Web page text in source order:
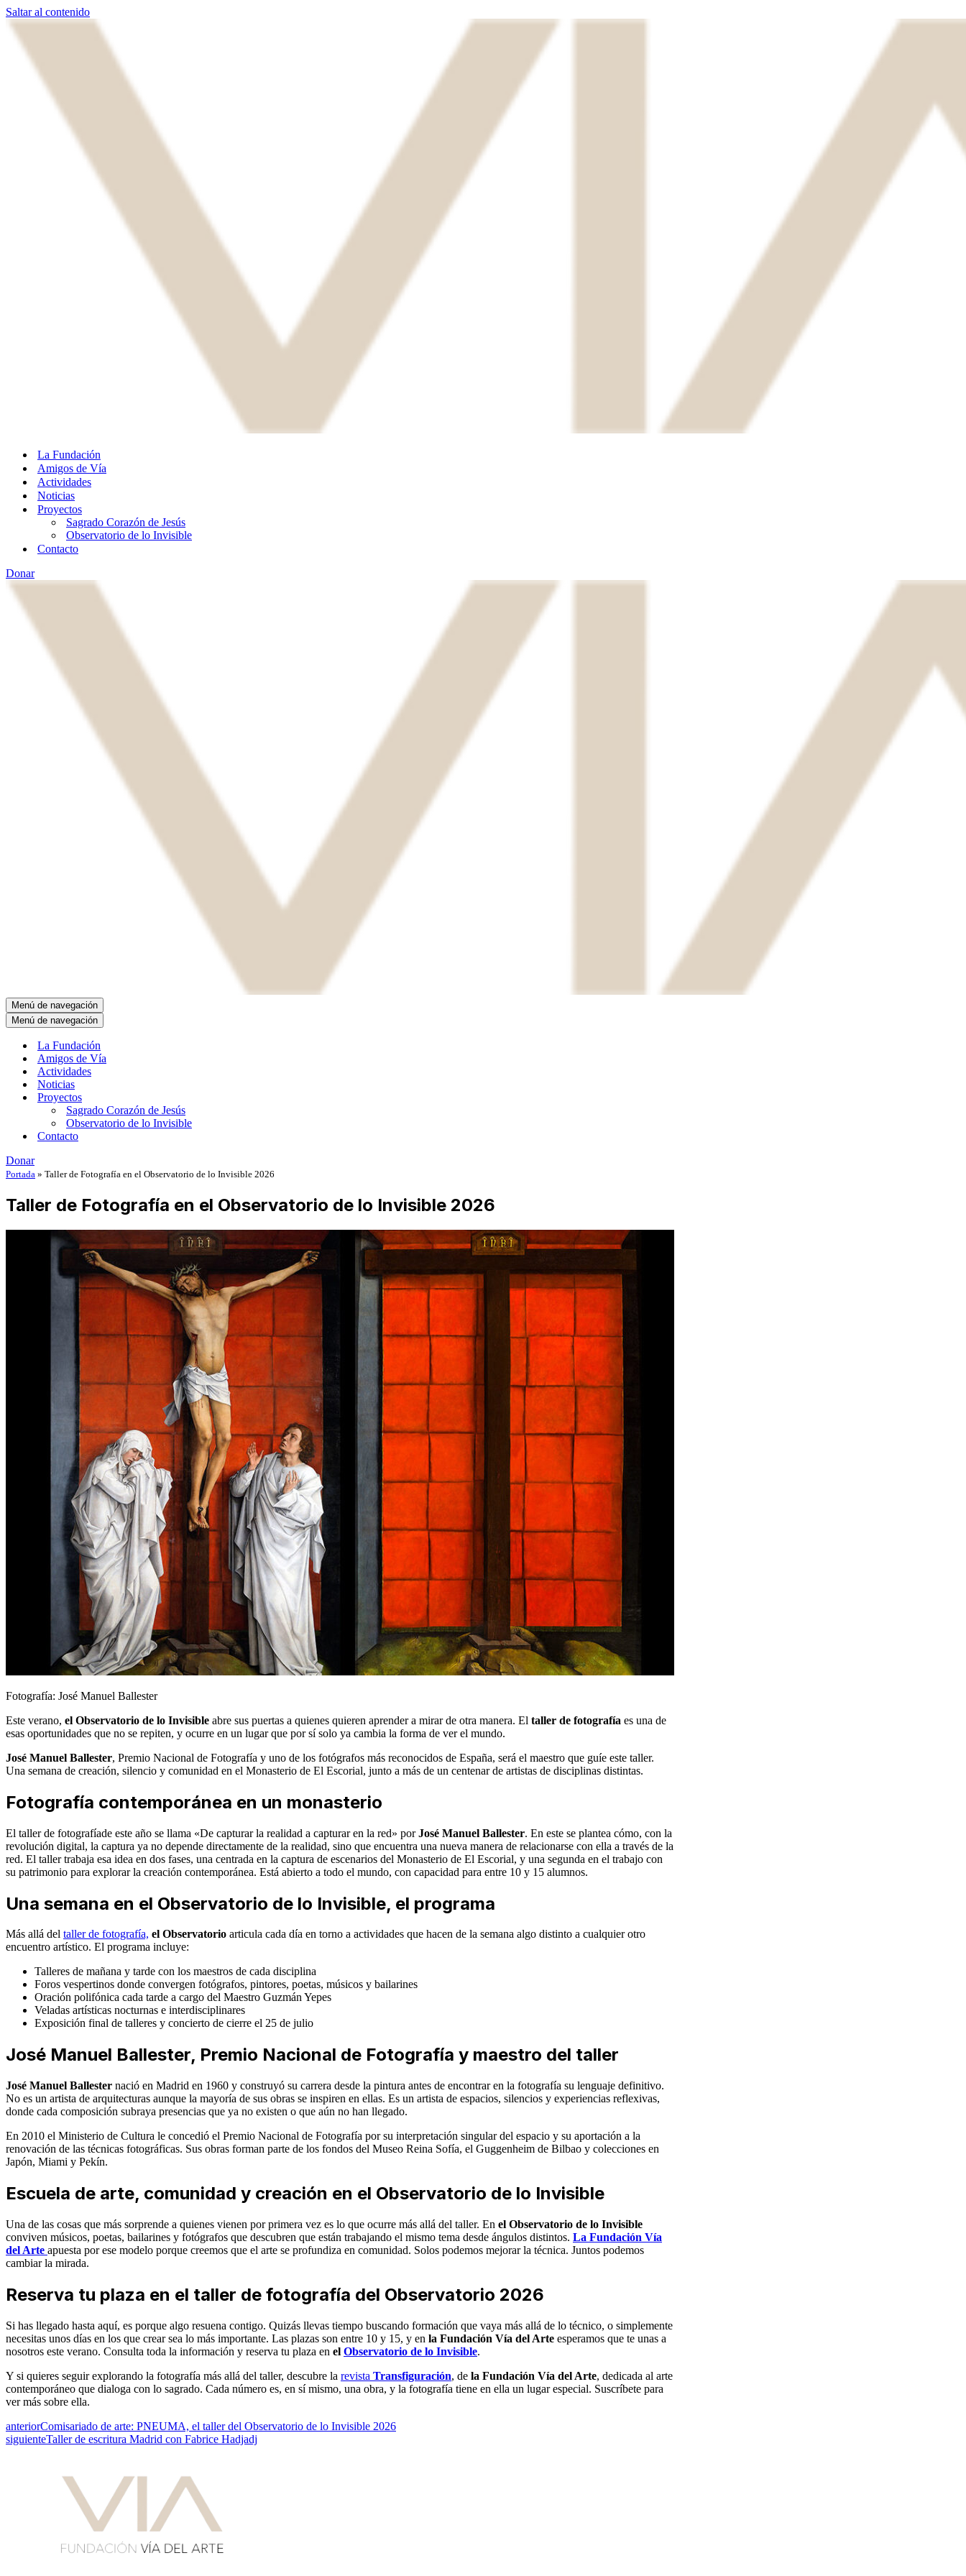
Saltar al contenido
La Fundación
Amigos de Vía
Actividades
Noticias
Proyectos
Sagrado Corazón de Jesús
Observatorio de lo Invisible
Contacto
Donar
Menú de navegación
Menú de navegación
La Fundación
Amigos de Vía
Actividades
Noticias
Proyectos
Sagrado Corazón de Jesús
Observatorio de lo Invisible
Contacto
Donar
Portada » Taller de Fotografía en el Observatorio de lo Invisible 2026
Taller de Fotografía en el Observatorio de lo Invisible 2026
Fotografía: José Manuel Ballester
Este verano, el Observatorio de lo Invisible abre sus puertas a quienes quieren aprender a mirar de otra manera. El taller de fotografía es una de
esas oportunidades que no se repiten, y ocurre en un lugar que por sí solo ya cambia la forma de ver el mundo.
José Manuel Ballester, Premio Nacional de Fotografía y uno de los fotógrafos más reconocidos de España, será el maestro que guíe este taller.
Una semana de creación, silencio y comunidad en el Monasterio de El Escorial, junto a más de un centenar de artistas de disciplinas distintas.
Fotografía contemporánea en un monasterio
El taller de fotografíade este año se llama «De capturar la realidad a capturar en la red» porJosé Manuel Ballester. En este se plantea cómo, con la
revolución digital, la captura ya no depende directamente de la realidad, sino que encuentra una nueva manera de relacionarse con ella a través de la
red. El taller trabaja esa idea en dos fases, una centrada en la captura de escenarios del Monasterio de El Escorial, y una segunda en el trabajo con
su patrimonio para explorar la creación contemporánea. Está abierto a todo el mundo, con capacidad para entre 10 y 15 alumnos.
Una semana en el Observatorio de lo Invisible, el programa
Más allá del taller de fotografía, el Observatorio articula cada día en torno a actividades que hacen de la semana algo distinto a cualquier otro
encuentro artístico. El programa incluye:
Talleres de mañana y tarde con los maestros de cada disciplina
Foros vespertinos donde convergen fotógrafos, pintores, poetas, músicos y bailarines
Oración polifónica cada tarde a cargo del Maestro Guzmán Yepes
Veladas artísticas nocturnas e interdisciplinares
Exposición final de talleres y concierto de cierre el 25 de julio
José Manuel Ballester, Premio Nacional de Fotografía y maestro del taller
José Manuel Ballester nació en Madrid en 1960 y construyó su carrera desde la pintura antes de encontrar en la fotografía su lenguaje definitivo.
No es un artista de arquitecturas aunque la mayoría de sus obras se inspiren en ellas. Es un artista de espacios, silencios y experiencias reflexivas,
donde cada composición subraya presencias que ya no existen o que aún no han llegado.
En 2010 el Ministerio de Cultura le concedió el Premio Nacional de Fotografía por su interpretación singular del espacio y su aportación a la
renovación de las técnicas fotográficas. Sus obras forman parte de los fondos del Museo Reina Sofía, el Guggenheim de Bilbao y colecciones en
Japón, Miami y Pekín.
Escuela de arte, comunidad y creación en el Observatorio de lo Invisible
Una de las cosas que más sorprende a quienes vienen por primera vez es lo que ocurre más allá del taller. En el Observatorio de lo Invisible
conviven músicos, poetas, bailarines y fotógrafos que descubren que están trabajando el mismo tema desde ángulos distintos. La Fundación Vía
del Arte apuesta por ese modelo porque creemos que el arte se profundiza en comunidad. Solos podemos mejorar la técnica. Juntos podemos
cambiar la mirada.
Reserva tu plaza en el taller de fotografía del Observatorio 2026
Si has llegado hasta aquí, es porque algo resuena contigo. Quizás llevas tiempo buscando formación que vaya más allá de lo técnico, o simplemente
necesitas unos días en los que crear sea lo más importante. Las plazas son entre 10 y 15, y en la Fundación Vía del Arte esperamos que te unas a
nosotros este verano. Consulta toda la información y reserva tu plaza en el Observatorio de lo Invisible.
Y si quieres seguir explorando la fotografía más allá del taller, descubre la revista Transfiguración, de la Fundación Vía del Arte, dedicada al arte
contemporáneo que dialoga con lo sagrado. Cada número es, en sí mismo, una obra, y la fotografía tiene en ella un lugar especial. Suscríbete para
ver más sobre ella.
anteriorComisariado de arte: PNEUMA, el taller del Observatorio de lo Invisible 2026
siguienteTaller de escritura Madrid con Fabrice Hadjadj